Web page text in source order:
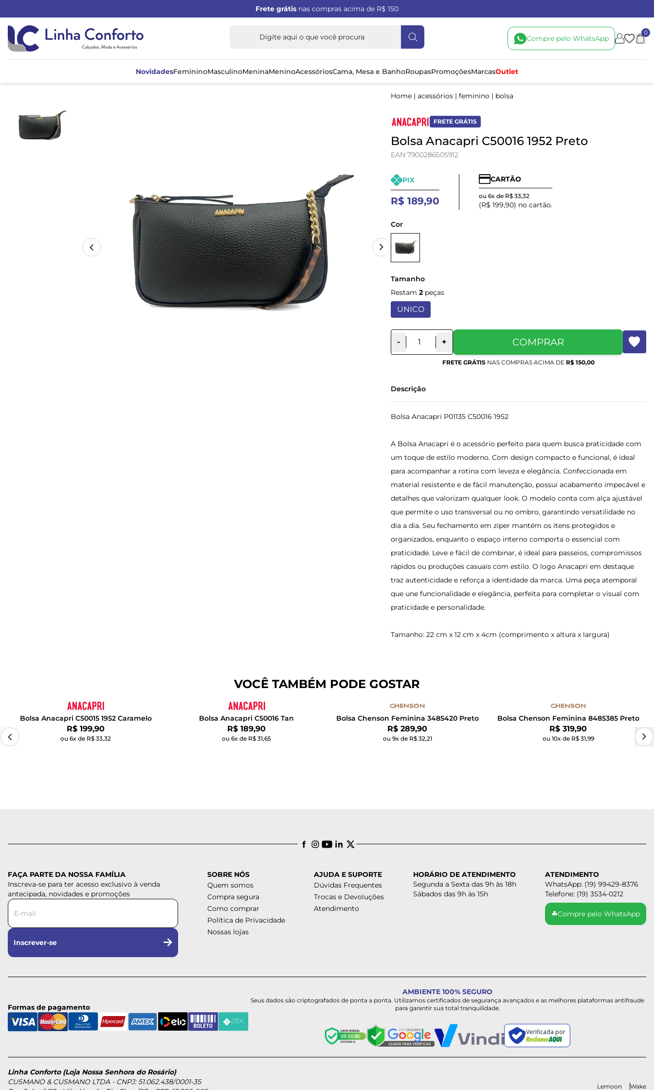
Frete grátis nas compras acima de R$ 150
Linha
Compre pelo WhatsApp
0
NovidadesFemininoMasculinoMeninaMeninoAcessóriosCama, Mesa e BanhoRoupasPromoçõesMarcasOutlet
Home |acessórios |feminino | bolsa
FRETE GRÁTIS
Bolsa Anacapri C50016 1952 Preto
EAN 7900286505912
PIX
R$ 189,90
CARTÃO
ou 6x de R$ 33,32
(R$ 199,90) no cartão.
Cor
Tamanho
Restam2 peças
UNICO
- + COMPRAR
FRETE GRÁTIS NAS COMPRAS ACIMA DE R$ 150,00
Descrição
Bolsa Anacapri P01135 C50016 1952
A Bolsa Anacapri é o acessório perfeito para quem busca praticidade com
um toque de estilo moderno. Com design compacto e funcional, é ideal
para acompanhar a rotina com leveza e elegância. Confeccionada em
material resistente e de fácil manutenção, possui acabamento impecável e
detalhes que valorizam qualquer look. O modelo conta com alça ajustável
que permite o uso transversal ou no ombro, garantindo versatilidade no
dia a dia. Seu fechamento em zíper mantém os itens protegidos e
organizados, enquanto o espaço interno comporta o essencial com
praticidade. Leve e fácil de combinar, é ideal para passeios, compromissos
rápidos ou produções casuais com estilo. O logo Anacapri em destaque
traz autenticidade e reforça a identidade da marca. Uma peça atemporal
que une funcionalidade e elegância, perfeita para completar o visual com
praticidade e personalidade.
Tamanho: 22 cm x 12 cm x 4cm (comprimento x altura x largura)
VOCÊ TAMBÉM PODE GOSTAR
Bolsa Anacapri C50015 1952 Caramelo
Por:
R$ 199,90
ou 6x de R$ 33,32
Bolsa Anacapri C50016 Tan
Por:
R$ 189,90
ou 6x de R$ 31,65
Bolsa Chenson Feminina 3485420 Preto
Por:
R$ 289,90
ou 9x de R$ 32,21
Bolsa Chenson Feminina 8485385 Preto
Por:
R$ 319,90
ou 10x de R$ 31,99
FAÇA PARTE DA NOSSA FAMÍLIA
Inscreva-se para ter acesso exclusivo à venda
antecipada, novidades e promoções
Inscrever-se
SOBRE NÓS
Quem somos
Compra segura
Como comprar
Política de Privacidade
Nossas lojas
AJUDA E SUPORTE
Dúvidas Frequentes
Trocas e Devoluções
Atendimento
HORÁRIO DE ATENDIMENTO
Segunda a Sexta das 9h às 18h
Sábados das 9h às 15h
ATENDIMENTO
WhatsApp: (19) 99429-8376
Telefone: (19) 3534-0212
☘Compre pelo WhatsApp
Formas de pagamento
AMBIENTE 100% SEGURO
Seus dados são criptografados de ponta a ponta. Utilizamos certificados de segurança avançados e as melhores plataformas antifraude
para garantir sua total tranquilidade.
Verificada por
Linha Conforto (Loja Nossa Senhora do Rosário)
CUSMANO & CUSMANO LTDA - CNPJ: 51.062.438/0001-35
Lemoon Wake